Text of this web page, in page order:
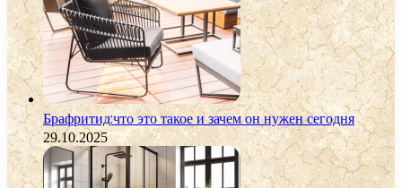
Брафритид:что это такое и зачем он нужен сегодня
29.10.2025